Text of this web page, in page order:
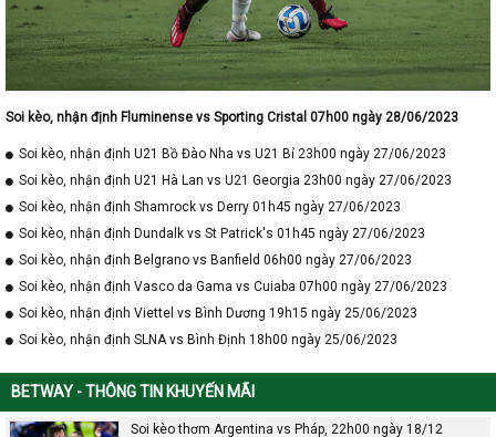
Soi kèo, nhận định Fluminense vs Sporting Cristal 07h00 ngày 28/06/2023
Soi kèo, nhận định U21 Bồ Đào Nha vs U21 Bỉ 23h00 ngày 27/06/2023
Soi kèo, nhận định U21 Hà Lan vs U21 Georgia 23h00 ngày 27/06/2023
Soi kèo, nhận định Shamrock vs Derry 01h45 ngày 27/06/2023
Soi kèo, nhận định Dundalk vs St Patrick's 01h45 ngày 27/06/2023
Soi kèo, nhận định Belgrano vs Banfield 06h00 ngày 27/06/2023
Soi kèo, nhận định Vasco da Gama vs Cuiaba 07h00 ngày 27/06/2023
Soi kèo, nhận định Viettel vs Bình Dương 19h15 ngày 25/06/2023
Soi kèo, nhận định SLNA vs Bình Định 18h00 ngày 25/06/2023
BETWAY - THÔNG TIN KHUYẾN MÃI
Soi kèo thơm Argentina vs Pháp, 22h00 ngày 18/12